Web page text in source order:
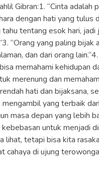
Gibran:1. “Cinta adalah
dengan hati yang tulus
tentang esok hari, jadi
“Orang yang paling bijak
dan dari orang
memahami kehidupan
merenung dan
hati dan bijaksana,
yang terbaik
masa depan yang lebih
untuk menjadi
lihat, tetapi bisa kita
cahaya di ujung